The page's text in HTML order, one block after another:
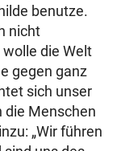
benutze.
nicht
die Welt
gegen ganz
sich unser
die Menschen
„Wir führen